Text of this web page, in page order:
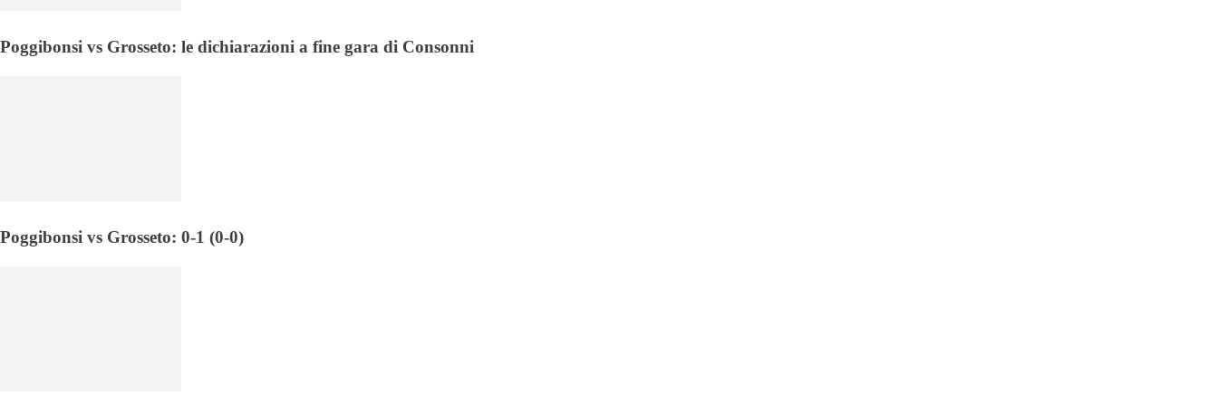
Poggibonsi vs Grosseto: le dichiarazioni a fine gara di Consonni
Poggibonsi vs Grosseto: 0-1 (0-0)